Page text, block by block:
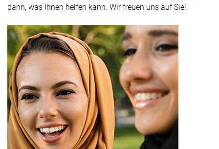
dann, was Ihnen helfen kann. Wir freuen uns auf Sie!